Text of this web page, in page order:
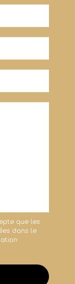
que les
dans le